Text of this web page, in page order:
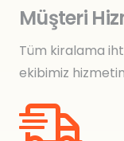
Müşteri
Tüm kiralama
ekibimiz